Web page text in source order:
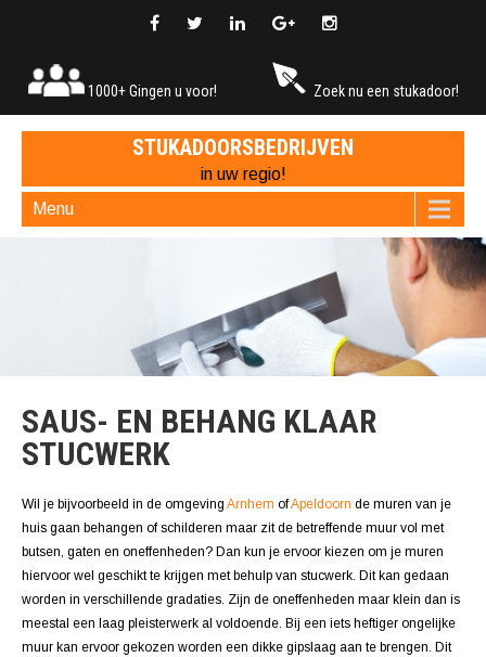
1000+ Gingen u voor! Zoek nu een stukadoor!
STUKADOORSBEDRIJVEN
in uw regio!
Menu
SAUS- EN BEHANG KLAAR
STUCWERK
Wil je bijvoorbeeld in de omgeving Arnhem ofApeldoorn de muren van je
huis gaan behangen of schilderen maar zit de betreffende muur vol met
butsen, gaten en oneffenheden? Dan kun je ervoor kiezen om je muren
hiervoor wel geschikt te krijgen met behulp van stucwerk. Dit kan gedaan
worden in verschillende gradaties. Zijn de oneffenheden maar klein dan is
meestal een laag pleisterwerk al voldoende. Bij een iets heftiger ongelijke
muur kan ervoor gekozen worden een dikke gipslaag aan te brengen. Dit